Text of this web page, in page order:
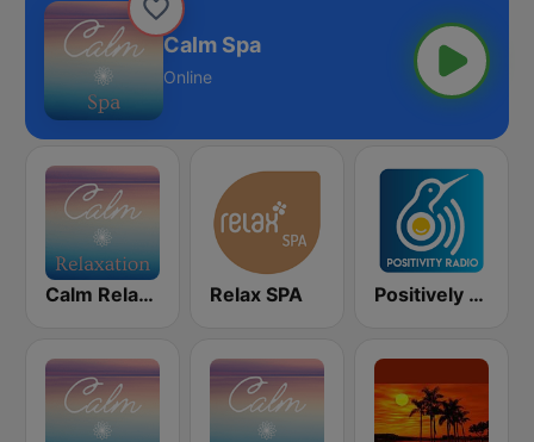
Calm Spa
Online
Calm Relaxation Relax SPA Positively Meditation